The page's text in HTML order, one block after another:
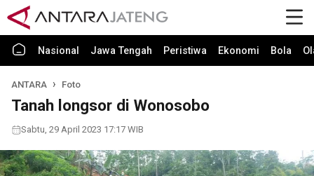
Nasional Jawa Tengah Peristiwa Ekonomi Bola
ANTARA Foto
Tanah longsor di Wonosobo
Sabtu, 29 April 2023 17:17 WIB